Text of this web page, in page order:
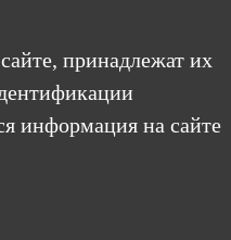
принадлежат их
информация на сайте